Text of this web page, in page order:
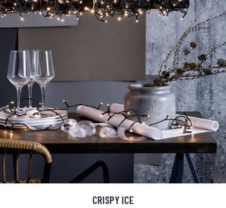
CRISPY ICE